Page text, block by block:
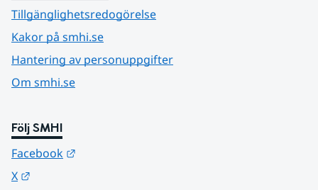
Tillgänglighetsredogörelse
Kakor på smhi.se
Hantering av personuppgifter
Om smhi.se
Följ SMHI
Facebook
X